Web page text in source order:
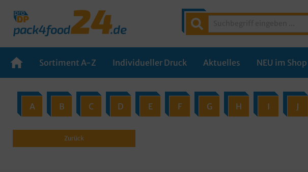
Sortiment A-Z Individueller Druck Aktuelles NEU im Shop
A B C D E F G H I J
Zurück